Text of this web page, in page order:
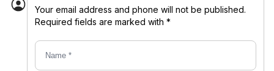
Your email address and phone will not be published.
Required fields are marked with *